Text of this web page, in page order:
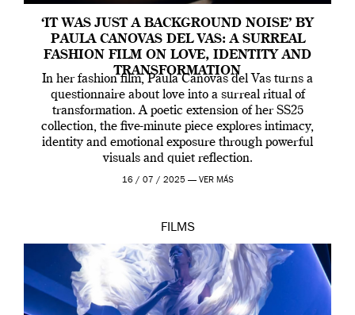
‘IT WAS JUST A BACKGROUND NOISE’ BY
PAULA CANOVAS DEL VAS: A SURREAL
FASHION FILM ON LOVE, IDENTITY AND
TRANSFORMATION
In her fashion film, Paula Canovas del Vas turns a
questionnaire about love into a surreal ritual of
transformation. A poetic extension of her SS25
collection, the five-minute piece explores intimacy,
identity and emotional exposure through powerful
visuals and quiet reflection.
16 / 07 / 2025 — VER MÁS
FILMS